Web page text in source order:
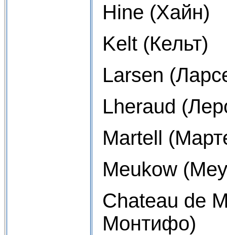
Hine (Хайн)
Kelt (Кельт)
Larsen
Lheraud
Martell
Meukow
Chateau de
Монтифо)